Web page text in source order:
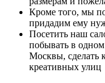
Кроме того, мы
придадим ему
Посетить наш
побывать в
Москвы, сделать
креативных улиц